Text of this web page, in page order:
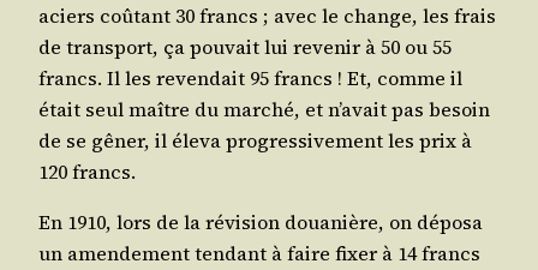
aciers coû­tant 30 francs ; avec le change, les frais
de trans­port, ça pou­vait lui reve­nir à 50 ou 55
francs. Il les reven­dait 95 francs ! Et, comme il
était seul maître du mar­ché, et n’avait pas besoin
de se gêner, il éle­va pro­gres­si­ve­ment les prix à
120 francs.
En 1910, lors de la révi­sion doua­nière, on dépo­sa
un amen­de­ment ten­dant à faire fixer à 14 francs